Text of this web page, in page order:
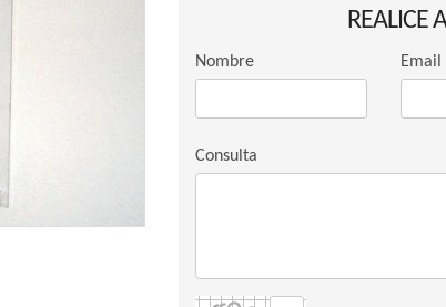
REALICE
Nombre Email
Consulta